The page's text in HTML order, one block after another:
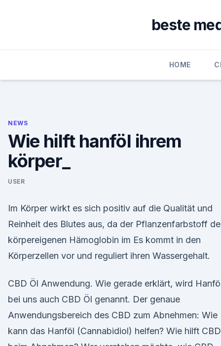
beste
HOME
NEWS
Wie hilft hanföl ihrem
körper_
USER
Im Körper wirkt es sich positiv auf die Qualität und
Reinheit des Blutes aus, da der Pflanzenfarbstoff
körpereigenen Hämoglobin im Es kommt in den
Körperzellen vor und reguliert ihren Wassergehalt.
CBD Öl Anwendung. Wie gerade erklärt, wird
bei uns auch CBD Öl genannt. Der genaue
Anwendungsbereich des CBD zum Abnehmen: Wie
kann das Hanföl (Cannabidiol) helfen? Wie hilft CBD